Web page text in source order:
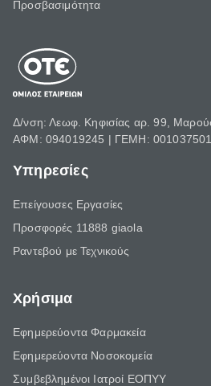
Προσβασιμότητα
Δ/νση: Λεωφ. Κηφισίας αρ. 99,
ΑΦΜ: 094019245 | ΓΕΜΗ:
Υπηρεσίες
Επείγουσες Εργασίες
Προσφορές 11888 giaola
Ραντεβού με Τεχνικούς
Χρήσιμα
Εφημερεύοντα Φαρμακεία
Εφημερεύοντα Νοσοκομεία
Συμβεβλημένοι Ιατροί ΕΟΠΥΥ